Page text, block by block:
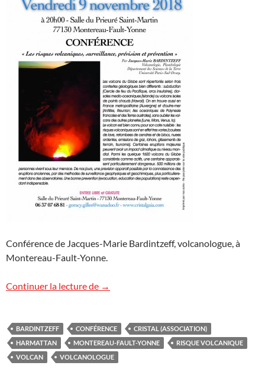
Conférence de Jacques-Marie Bardintzeff, volcanologue, à
Montereau-Fault-Yonne.
Continuer la lecture de Conférence « Volcans » à Montereau-
→
BARDINTZEFF CONFÉRENCE
CRISTAL (ASSOCIATION)
HARMATTAN
MONTEREAU-FAULT-YONNE
RISQUE VOLCANIQUE
VOLCAN
VOLCANOLOGUE